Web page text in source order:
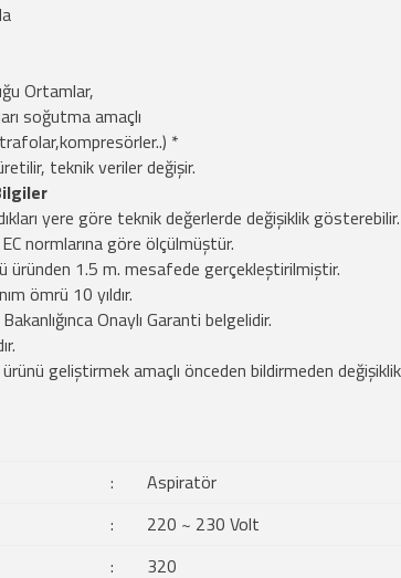
Ortamlar,
soğutma amaçlı
*
teknik veriler değişir.
yere göre teknik değerlerde değişiklik gösterebilir.
normlarına göre ölçülmüştür.
üründen 1.5 m. mesafede gerçekleştirilmiştir.
ömrü 10 yıldır.
Onaylı Garanti belgelidir.
geliştirmek amaçlı önceden bildirmeden
:
Aspiratör
:
220 ~ 230 Volt
: 320